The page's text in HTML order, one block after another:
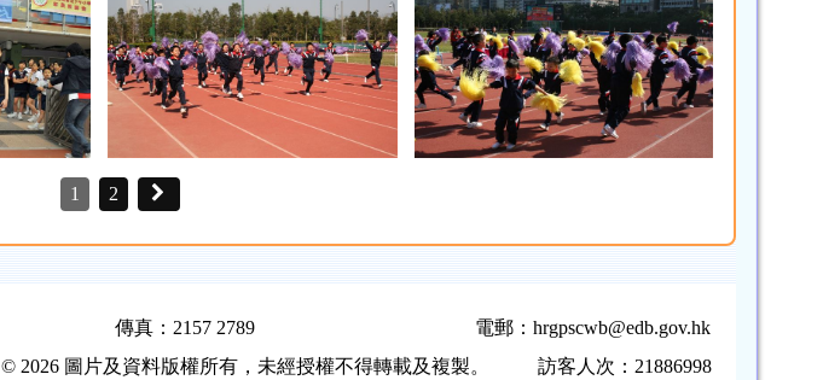
1 2
傳真：2157 2789 電郵：hrgpscwb@edb.gov.hk
© 2026 圖片及資料版權所有，未經授權不得轉載及複製。 訪客人次：21886998